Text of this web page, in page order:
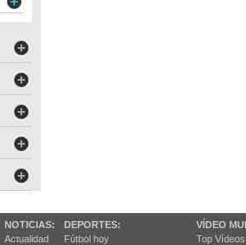
NOTICIAS:
Actualidad
DEPORTES:
Fútbol hoy
VÍDEO
Top Vídeos